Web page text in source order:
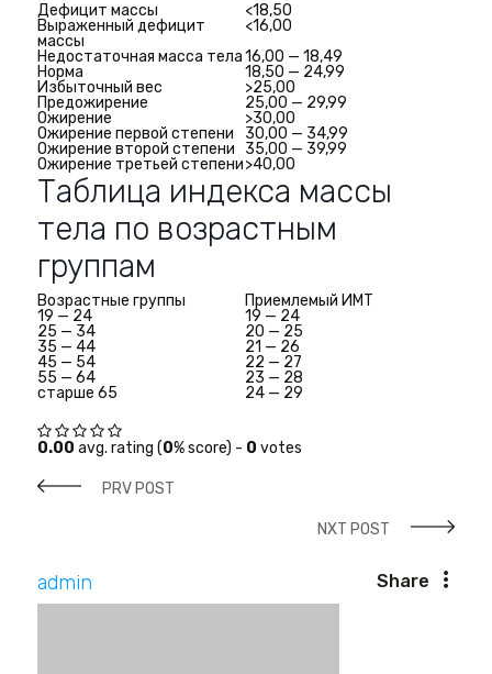
Дефицит массы
<18,50
Выраженный дефицит
массы
<16,00
Недостаточная масса тела 16,00 — 18,49
Норма
18,50 — 24,99
Избыточный вес
>25,00
Предожирение
25,00 — 29,99
Ожирение
>30,00
Ожирение первой степени
30,00 — 34,99
Ожирение второй степени
35,00 — 39,99
Ожирение третьей степени>40,00
Таблица индекса массы
тела по возрастным
группам
Возрастные группы
Приемлемый ИМТ
19 — 24
19 — 24
25 — 34
20 — 25
35 — 44
21 — 26
45 — 54
22 — 27
55 — 64
23 — 28
старше 65
24 — 29
0.00 avg. rating (0% score) - 0 votes
PRV POST
NXT POST
Share
admin